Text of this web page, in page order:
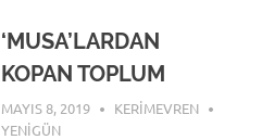
‘MUSA’LARDAN
KOPAN TOPLUM
MAYIS 8, 2019
KERIMEVREN
YENIGÜN